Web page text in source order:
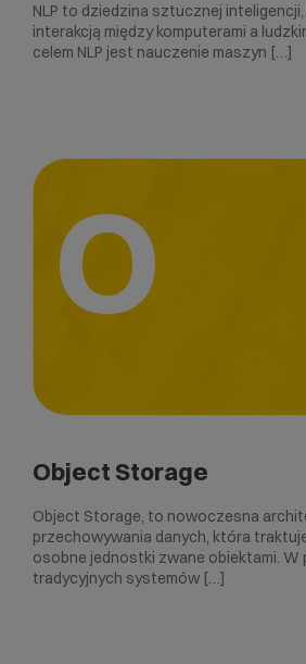
NLP to dziedzina sztucznej
interakcją między komputerami a
celem NLP jest nauczenie maszyn […]
O
Object Storage
Object Storage, to nowoczesna
przechowywania danych, która
osobne jednostki zwane obiektami.
tradycyjnych systemów […]